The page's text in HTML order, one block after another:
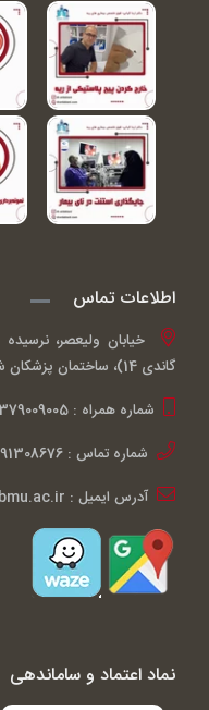
اطلاعات تماس
خیابان ولیعصر،
گاندی 14)، ساختمان پزشکان شفق، پلاک 11، طبقه اول
شماره همراه : 09379009005
شماره تماس : 02191308676
آدرس ایمیل : ardakiani@sbmu.ac.ir
نماد اعتماد و ساماندهی